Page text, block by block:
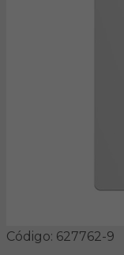
Código: 627762-9